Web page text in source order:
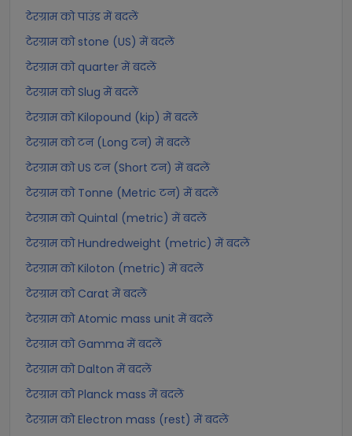
टेरग्राम को पाउंड में बदलें
टेरग्राम को stone (US) में बदलें
टेरग्राम को quarter में बदलें
टेरग्राम को Slug में बदलें
टेरग्राम को Kilopound (kip) में बदलें
टेरग्राम को टन (Long टन) में बदलें
टेरग्राम को US टन (Short टन) में बदलें
टेरग्राम को Tonne (Metric टन) में बदलें
टेरग्राम को Quintal (metric) में बदलें
टेरग्राम को Hundredweight (metric) में बदलें
टेरग्राम को Kiloton (metric) में बदलें
टेरग्राम को Carat में बदलें
टेरग्राम को Atomic mass unit में बदलें
टेरग्राम को Gamma में बदलें
टेरग्राम को Dalton में बदलें
टेरग्राम को Planck mass में बदलें
टेरग्राम को Electron mass (rest) में बदलें